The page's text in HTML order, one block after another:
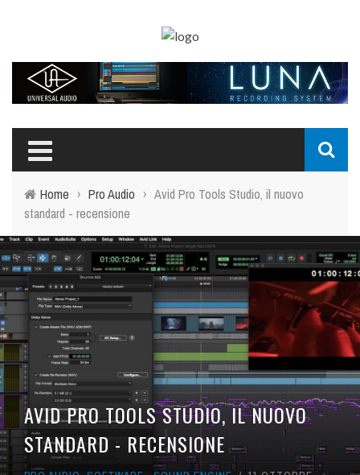
Home › Pro Audio › Avid Pro Tools Studio, il nuovo
standard - recensione
AVID PRO TOOLS STUDIO, IL NUOVO
STANDARD - RECENSIONE